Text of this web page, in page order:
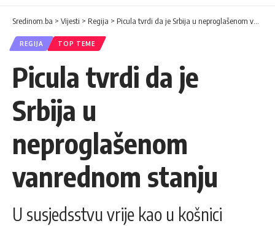
Sredinom.ba > Vijesti > Regija > Picula tvrdi da je Srbija u neproglašenom vanrednom stanju
REGIJA TOP TEME
Picula tvrdi da je
Srbija u
neproglašenom
vanrednom stanju
U susjedsstvu vrije kao u košnici